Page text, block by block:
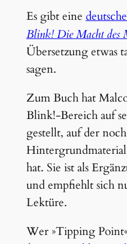
Es gibt eine
Blink! Die Macht des
Übersetzung etwas
sagen.
Zum Buch hat
Blink!-Bereich auf
gestellt, auf der
hat. Sie ist als
und empfiehlt sich
Lektüre.
Wer »Tipping